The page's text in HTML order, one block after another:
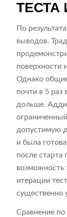
ТЕСТА
По
выводов.
поверхности
Однако
почти в 5 раз
дольше.
допустимую
и была
после старта
возможность
итерации
существенно
Сравнение